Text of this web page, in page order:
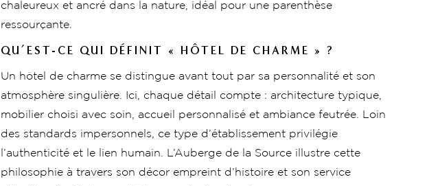
chaleureux et ancré dans la nature, idéal pour une parenthèse
ressourçante.
QU’EST-CE QUI DÉFINIT « HÔTEL DE CHARME » ?
Un hôtel de charme se distingue avant tout par sa personnalité et son
atmosphère singulière. Ici, chaque détail compte : architecture typique,
mobilier choisi avec soin, accueil personnalisé et ambiance feutrée. Loin
des standards impersonnels, ce type d’établissement privilégie
l’authenticité et le lien humain. L’Auberge de la Source illustre cette
philosophie à travers son décor empreint d’histoire et son service